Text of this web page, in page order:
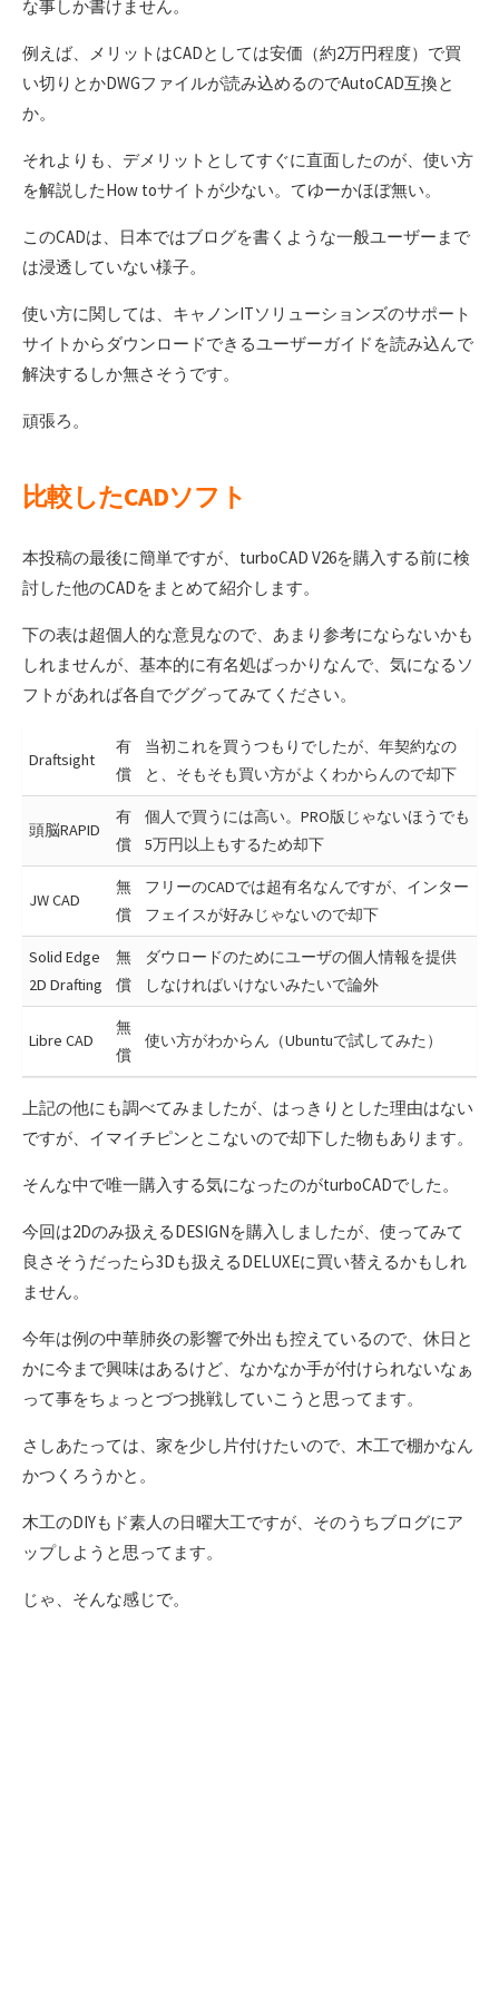
な事しか書けません。
例えば、メリットはCADとしては安価（約2万円程度）で買
い切りとかDWGファイルが読み込めるのでAutoCAD互換と
か。
それよりも、デメリットとしてすぐに直面したのが、使い方
を解説したHow toサイトが少ない。てゆーかほぼ無い。
このCADは、日本ではブログを書くような一般ユーザーまで
は浸透していない様子。
使い方に関しては、キャノンITソリューションズのサポート
サイトからダウンロードできるユーザーガイドを読み込んで
解決するしか無さそうです。
頑張ろ。
比較したCADソフト
本投稿の最後に簡単ですが、turboCAD V26を購入する前に検
討した他のCADをまとめて紹介します。
下の表は超個人的な意見なので、あまり参考にならないかも
しれませんが、基本的に有名処ばっかりなんで、気になるソ
フトがあれば各自でググってみてください。
Draftsight
有
償
当初これを買うつもりでしたが、年契約なの
と、そもそも買い方がよくわからんので却下
頭脳RAPID
有
償
個人で買うには高い。PRO版じゃないほうでも
5万円以上もするため却下
JW CAD
無
償
フリーのCADでは超有名なんですが、インター
フェイスが好みじゃないので却下
Solid Edge
2D Drafting
無
償
ダウロードのためにユーザの個人情報を提供
しなければいけないみたいで論外
Libre CAD
無
償
使い方がわからん（Ubuntuで試してみた）
上記の他にも調べてみましたが、はっきりとした理由はない
ですが、イマイチピンとこないので却下した物もあります。
そんな中で唯一購入する気になったのがturboCADでした。
今回は2Dのみ扱えるDESIGNを購入しましたが、使ってみて
良さそうだったら3Dも扱えるDELUXEに買い替えるかもしれ
ません。
今年は例の中華肺炎の影響で外出も控えているので、休日と
かに今まで興味はあるけど、なかなか手が付けられないなぁ
って事をちょっとづつ挑戦していこうと思ってます。
さしあたっては、家を少し片付けたいので、木工で棚かなん
かつくろうかと。
木工のDIYもド素人の日曜大工ですが、そのうちブログにア
ップしようと思ってます。
じゃ、そんな感じで。